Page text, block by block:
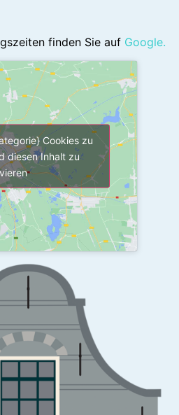
finden Sie auf Google.
Cookies zu
diesen Inhalt zu